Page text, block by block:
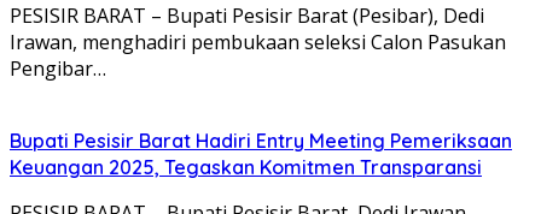
PESISIR BARAT – Bupati Pesisir Barat (Pesibar), Dedi
Irawan, menghadiri pembukaan seleksi Calon Pasukan
Pengibar…
Bupati Pesisir Barat Hadiri Entry Meeting Pemeriksaan
Keuangan 2025, Tegaskan Komitmen Transparansi